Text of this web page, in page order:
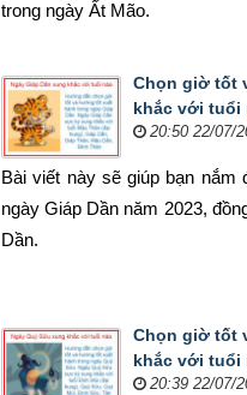
trong ngày Ất Mão.
Chọn giờ tốt
khắc với tuổi
20:50 22/07/
Bài viết này sẽ giúp bạn
ngày Giáp Dần năm 2023,
Dần.
Chọn giờ tốt
khắc với tuổi
20:39 22/07/